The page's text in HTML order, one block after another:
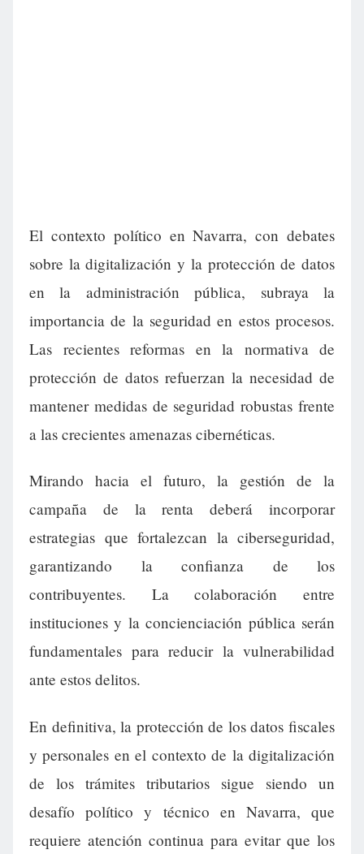
El contexto político en Navarra, con debates
sobre la digitalización y la protección de datos
en la administración pública, subraya la
importancia de la seguridad en estos procesos.
Las recientes reformas en la normativa de
protección de datos refuerzan la necesidad de
mantener medidas de seguridad robustas frente
a las crecientes amenazas cibernéticas.
Mirando hacia el futuro, la gestión de la
campaña de la renta deberá incorporar
estrategias que fortalezcan la ciberseguridad,
garantizando la confianza de los
contribuyentes. La colaboración entre
instituciones y la concienciación pública serán
fundamentales para reducir la vulnerabilidad
ante estos delitos.
En definitiva, la protección de los datos fiscales
y personales en el contexto de la digitalización
de los trámites tributarios sigue siendo un
desafío político y técnico en Navarra, que
requiere atención continua para evitar que los